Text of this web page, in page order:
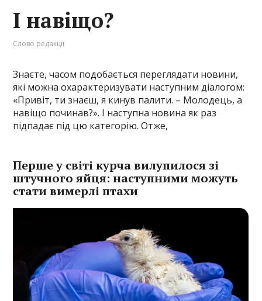
І навіщо?
Слово редакції
Знаєте, часом подобається переглядати новини,
які можна охарактеризувати наступним діалогом:
«Привіт, ти знаєш, я кинув палити. – Молодець, а
навіщо починав?». І наступна новина як раз
підпадає під цю категорію. Отже,
Перше у світі курча вилупилося зі
штучного яйця: наступними можуть
стати вимерлі птахи